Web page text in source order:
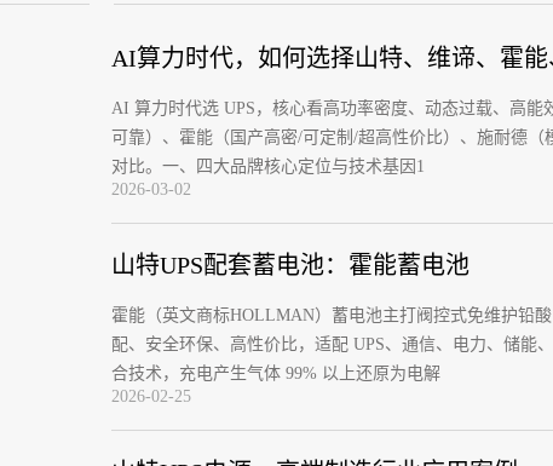
AI算力时代，如何选择山特、维谛、霍
AI 算力时代选 UPS，核心看高功率密度、动态过载、高
可靠）、霍能（国产高密/可定制/超高性价比）、施耐德
对比。一、四大品牌核心定位与技术基因1
2026-03-02
山特UPS配套蓄电池：霍能蓄电池
霍能（英文商标HOLLMAN）蓄电池主打阀控式免维护铅
配、安全环保、高性价比，适配 UPS、通信、电力、储能
合技术，充电产生气体 99% 以上还原为电解
2026-02-25